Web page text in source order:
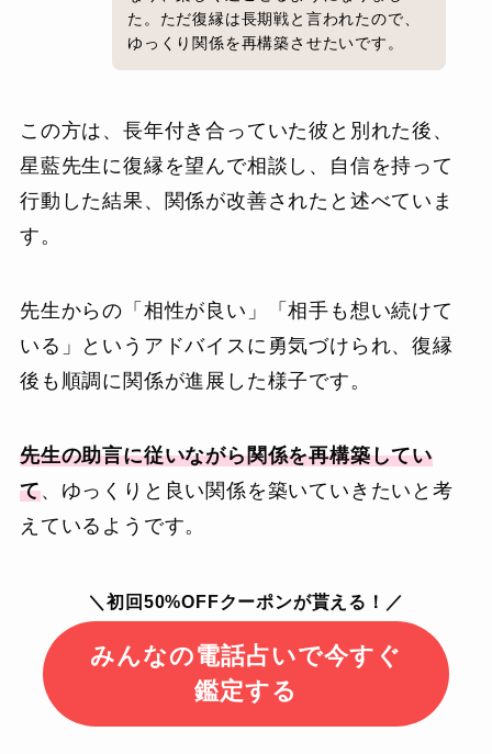
た。ただ復縁は長期戦と言われたので、
ゆっくり関係を再構築させたいです。
この方は、長年付き合っていた彼と別れた後、
星藍先生に復縁を望んで相談し、自信を持って
行動した結果、関係が改善されたと述べていま
す。
先生からの「相性が良い」「相手も想い続けて
いる」というアドバイスに勇気づけられ、復縁
後も順調に関係が進展した様子です。
先生の助言に従いながら関係を再構築してい
て、ゆっくりと良い関係を築いていきたいと考
えているようです。
＼初回50%OFFクーポンが貰える！／
みんなの電話占いで今すぐ
鑑定する